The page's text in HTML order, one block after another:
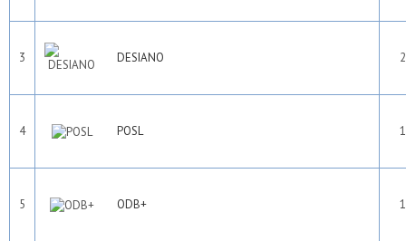
3 DESIANO
4 POSL
5 ODB+